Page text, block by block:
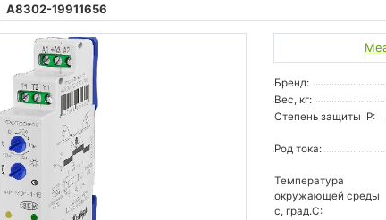
A8302-19911656
Бренд:
Вес, кг:
Степень защиты IP:
Род тока:
Температура
окружающей среды
с, град.C: